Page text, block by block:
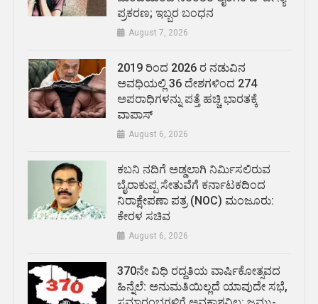
ಪ್ರಕರಣ; ಇಬ್ಬರ ಬಂಧನ
August 7, 2026
2019 ರಿಂದ 2026 ರ ನಡುವಿನ
ಅವಧಿಯಲ್ಲಿ 36 ದೇಶಗಳಿಂದ 274
ಅಪರಾಧಿಗಳನ್ನು ಪತ್ತೆ ಹಚ್ಚಿ ಭಾರತಕ್ಕೆ
ವಾಪಾಸ್
August 6, 2026
ಕಬನಿ ನದಿಗೆ ಅಡ್ಡಲಾಗಿ ನಿರ್ಮಿಸಲಿರುವ
ಬೈರಾಕುಪ್ಪ ಸೇತುವೆಗೆ ಕರ್ನಾಟಕದಿಂದ
ನಿರಾಕ್ಷೇಪಣಾ ಪತ್ರ (NOC) ಮಂಜೂರು:
ಕೇರಳ ಸಚಿವ
August 6, 2026
370ನೇ ವಿಧಿ ರದ್ದತಿಯ ವಾರ್ಷಿಕೋತ್ಸವದ
ಹಿನ್ನೆಲೆ: ಅನುಮತಿಯಿಲ್ಲದೆ ಯಾವುದೇ ಸಭೆ,